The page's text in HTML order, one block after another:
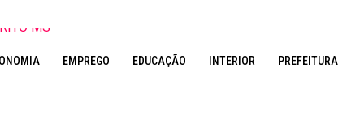
EMPREGO EDUCAÇÃO INTERIOR PREFEITURA